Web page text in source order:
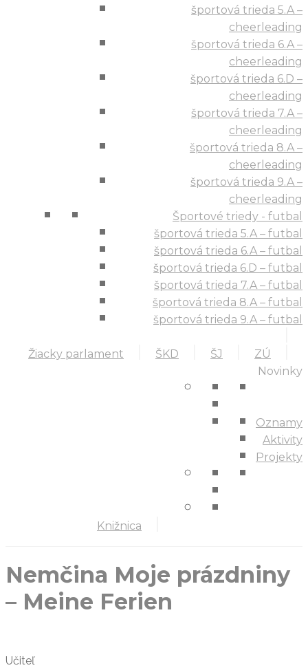
športová trieda 5.A –
cheerleading
športová trieda 6.A –
cheerleading
športová trieda 6.D –
cheerleading
športová trieda 7.A –
cheerleading
športová trieda 8.A –
cheerleading
športová trieda 9.A –
cheerleading
Športové triedy - futbal
športová trieda 5.A – futbal
športová trieda 6.A – futbal
športová trieda 6.D – futbal
športová trieda 7.A – futbal
športová trieda 8.A – futbal
športová trieda 9.A – futbal
Žiacky parlament ŠKD ŠJ ZÚ
Knižnica
Novinky
Oznamy
Aktivity
Projekty
Nemčina Moje prázdniny
– Meine Ferien
Učiteľ